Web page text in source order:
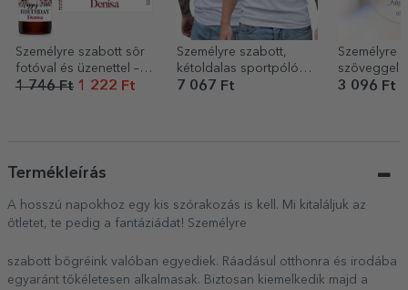
Személyre szabott sör
fotóval és üzenettel –
Boldog születésnapot!
1 746 Ft 1 222 Ft
Személyre szabott,
kétoldalas sportpóló
logóval, névvel és
7 067 Ft
Személyre
szöveggel
alakú dísz
3 096 Ft
Termékleírás
A hosszú napokhoz egy kis szórakozás is kell. Mi kitaláljuk az
ötletet, te pedig a fantáziádat! Személyre
szabott bögréink valóban egyediek. Ráadásul otthonra és irodába
egyaránt tökéletesen alkalmasak. Biztosan kiemelkedik majd a